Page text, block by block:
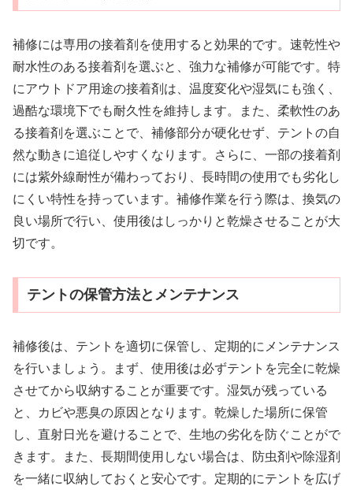
補修には専用の接着剤を使用すると効果的です。速乾性や
耐水性のある接着剤を選ぶと、強力な補修が可能です。特
にアウトドア用途の接着剤は、温度変化や湿気にも強く、
過酷な環境下でも耐久性を維持します。また、柔軟性のあ
る接着剤を選ぶことで、補修部分が硬化せず、テントの自
然な動きに追従しやすくなります。さらに、一部の接着剤
には紫外線耐性が備わっており、長時間の使用でも劣化し
にくい特性を持っています。補修作業を行う際は、換気の
良い場所で行い、使用後はしっかりと乾燥させることが大
切です。
テントの保管方法とメンテナンス
補修後は、テントを適切に保管し、定期的にメンテナンス
を行いましょう。まず、使用後は必ずテントを完全に乾燥
させてから収納することが重要です。湿気が残っている
と、カビや悪臭の原因となります。乾燥した場所に保管
し、直射日光を避けることで、生地の劣化を防ぐことがで
きます。また、長期間使用しない場合は、防虫剤や除湿剤
を一緒に収納しておくと安心です。定期的にテントを広げ